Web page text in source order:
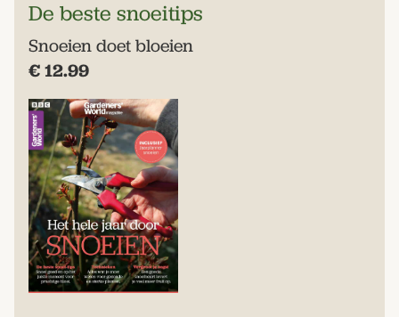
De beste snoeitips
Snoeien doet bloeien
€ 12.99